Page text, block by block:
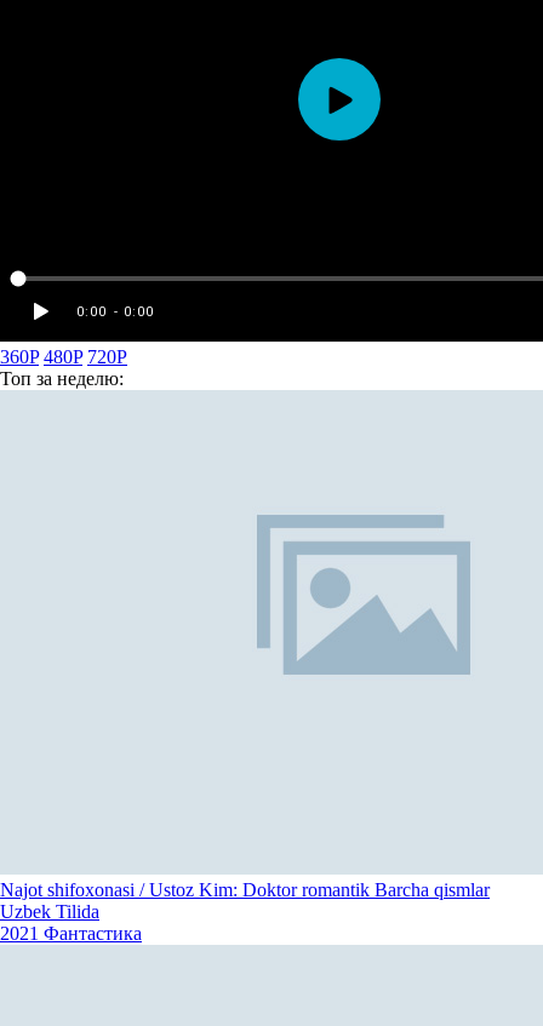
360P 480P 720P
Топ за неделю:
Najot shifoxonasi / Ustoz Kim: Doktor romantik Barcha qismlar
Uzbek Tilida
2021 Фантастика